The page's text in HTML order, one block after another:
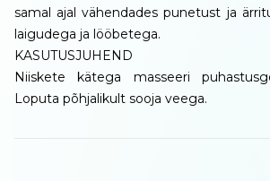
samal ajal vähendades punetust ja
laigudega ja lööbetega.
KASUTUSJUHEND
Niiskete kätega masseeri
Loputa põhjalikult sooja veega.